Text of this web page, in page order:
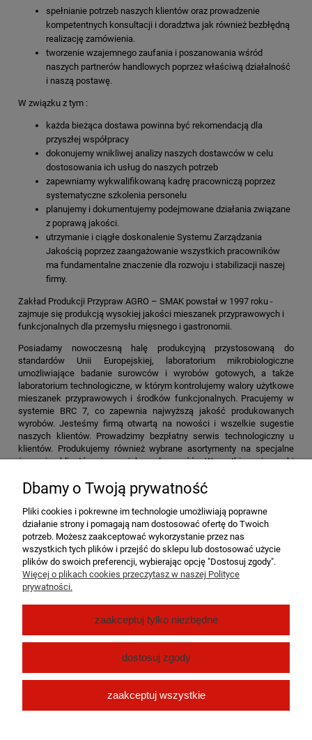
spełnianie potrzeb naszych klientów oraz prowadzenie
kompetentnych konsultacji i doradztwa jak również bezbłędną
realizację zamówienia.
tworzenie wzajemnego zaufania i poszanowania wśród
naszych partnerów handlowych poprzez właściwą działalność
i naszą postawę.
W związku z tym :
każda bieżąca dostawa powinna być rekomendacją dla
przyszłej współpracy
dokonujemy wnikliwej analizy naszych dostawców w celu
dostosowania ich usług do naszych potrzeb
zapewniamy wykwalifikowaną kadrę pracowniczą poprzez
systematyczne szkolenia personelu
planujemy i dokumentujemy podejmowane działania związane
z poprawą jakości.
utrzymanie i ciągłe doskonalenie Systemu Zarządzania
Jakością poprzez zaangażowanie wszystkich pracowników
ma fundamentalne znaczenie dla rozwoju i stabilizacji naszej
firmy.
Zakład Produkcji Przypraw AGRO – SMAK powstał w 1997 roku -
zajmuje się produkcją wysokiej jakości mieszanek przyprawowych i
funkcjonalnych dla przemysłu mięsnego i gastronomii.
Posiadamy nowoczesną halę produkcyjną przystosowaną do
standardów Unii Europejskiej, laboratorium mikrobiologiczne
umożliwiające badanie surowców i wyrobów gotowych, a także
laboratorium technologiczne, w którym kontrolujemy walory użytkowe
mieszanek przyprawowych i środków funkcjonalnych. Pracujemy w
systemie BRC 7, co zapewnia najwyższą jakość produkowanych
wyrobów. Jesteśmy firmą otwartą na nowości i wszelkie sugestie
naszych klientów. Prowadzimy bezpłatny serwis technologiczny u
klientów. Produkujemy również wybrane asortymenty na specjalne
życzenia klientów i na ich wyłączność. Wszystkie mieszanki
przed wdrożeniem są testowane w skali półtechnicznej. Nasza
kontrola jakości praktycznie wyklucza możliwość popełnienia błędu
podczas procesu produkcji. Standaryzacja produktów wymaga od nas
używania do produkcji surowców najwyższej jakości. AGRO-SMAK
zaopatruje się w surowce do produkcji mieszanek i środków
funkcjonalnych tylko u sprawdzonych producentów – liderów w
swoich segmentach.
Pomoc
Moje konto
Płatności i dostawa
Dbamy o Twoją prywatność
Pliki cookies i pokrewne im technologie umożliwiają poprawne
działanie strony i pomagają nam dostosować ofertę do Twoich
potrzeb. Możesz zaakceptować wykorzystanie przez nas
wszystkich tych plików i przejść do sklepu lub dostosować użycie
plików do swoich preferencji, wybierając opcję "Dostosuj zgody".
Więcej o plikach cookies przeczytasz w naszej Polityce
prywatności.
zaakceptuj tylko niezbędne
dostosuj zgody
zaakceptuj wszystkie